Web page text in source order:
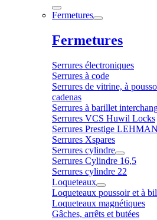
Fermetures
Fermetures
Serrures électroniques
Serrures à code
Serrures de vitrine, à
cadenas
Serrures à barillet
Serrures VCS Huwil Locks
Serrures Prestige
Serrures Xspares
Serrures cylindre
Serrures Cylindre 16,5
Serrures cylindre 22
Loqueteaux
Loqueteaux poussoir et à
Loqueteaux magnétiques
Gâches, arrêts et butées